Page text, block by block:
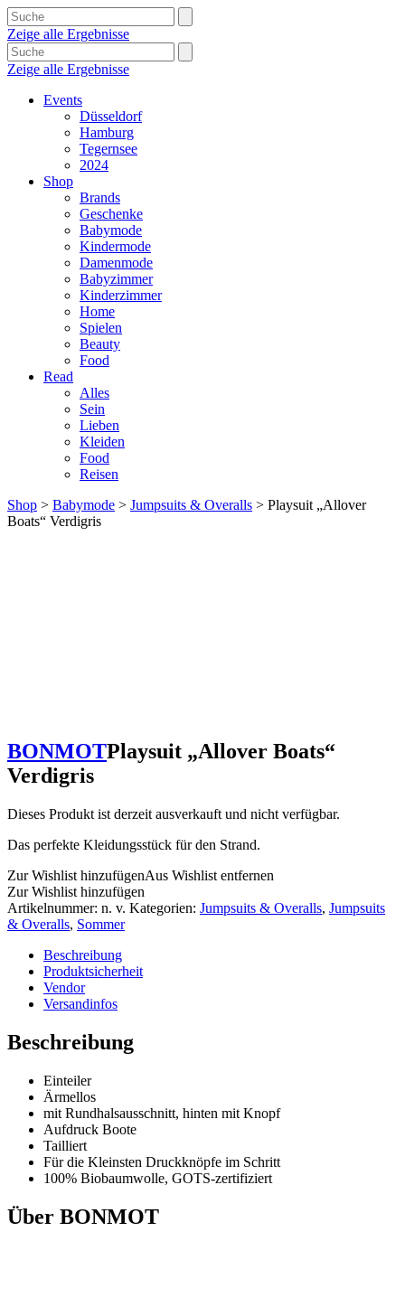
Zeige alle Ergebnisse
Zeige alle Ergebnisse
Events
Düsseldorf
Hamburg
Tegernsee
2024
Shop
Brands
Geschenke
Babymode
Kindermode
Damenmode
Babyzimmer
Kinderzimmer
Home
Spielen
Beauty
Food
Read
Alles
Sein
Lieben
Kleiden
Food
Reisen
Shop > Babymode > Jumpsuits & Overalls > Playsuit „Allover
Boats“ Verdigris
BONMOTPlaysuit „Allover Boats“
Verdigris
Dieses Produkt ist derzeit ausverkauft und nicht verfügbar.
Das perfekte Kleidungsstück für den Strand.
Zur Wishlist hinzufügenAus Wishlist entfernen
Zur Wishlist hinzufügen
Artikelnummer: n. v. Kategorien: Jumpsuits & Overalls, Jumpsuits
& Overalls, Sommer
Beschreibung
Produktsicherheit
Vendor
Versandinfos
Beschreibung
Einteiler
Ärmellos
mit Rundhalsausschnitt, hinten mit Knopf
Aufdruck Boote
Tailliert
Für die Kleinsten Druckknöpfe im Schritt
100% Biobaumwolle, GOTS-zertifiziert
Über BONMOT